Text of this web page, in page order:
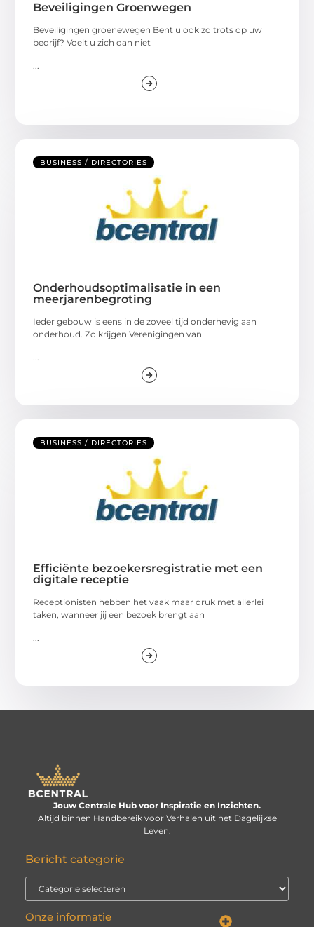
Beveiligingen Groenwegen
Beveiligingen groenewegen Bent u ook zo trots op uw
bedrijf? Voelt u zich dan niet
BUSINESS / DIRECTORIES
Onderhoudsoptimalisatie in een
meerjarenbegroting
Ieder gebouw is eens in de zoveel tijd onderhevig aan
onderhoud. Zo krijgen Verenigingen van
BUSINESS / DIRECTORIES
Efficiënte bezoekersregistratie met een
digitale receptie
Receptionisten hebben het vaak maar druk met allerlei
taken, wanneer jij een bezoek brengt aan
Jouw Centrale Hub voor Inspiratie en Inzichten.
Altijd binnen Handbereik voor Verhalen uit het Dagelijkse
Leven.
Bericht categorie
Onze informatie